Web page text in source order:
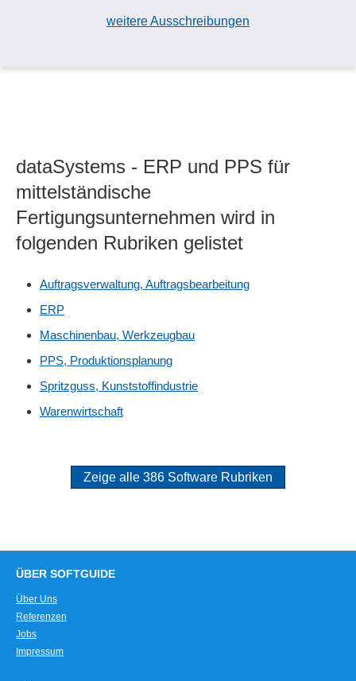
weitere Ausschreibungen
dataSystems - ERP und PPS für
mittelständische
Fertigungsunternehmen wird in
folgenden Rubriken gelistet
Auftragsverwaltung, Auftragsbearbeitung
ERP
Maschinenbau, Werkzeugbau
PPS, Produktionsplanung
Spritzguss, Kunststoffindustrie
Warenwirtschaft
Zeige alle 386 Software Rubriken
ÜBER SOFTGUIDE
Über Uns
Referenzen
Jobs
Impressum